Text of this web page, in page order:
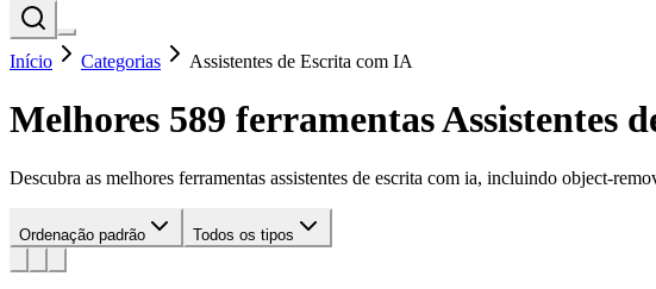
Início Categorias Assistentes de Escrita com IA
Melhores 589 ferramentasAssistentes
Descubra as melhores ferramentas assistentes de escrita com ia, incluindo object-
Ordenação padrão Todos os tipos